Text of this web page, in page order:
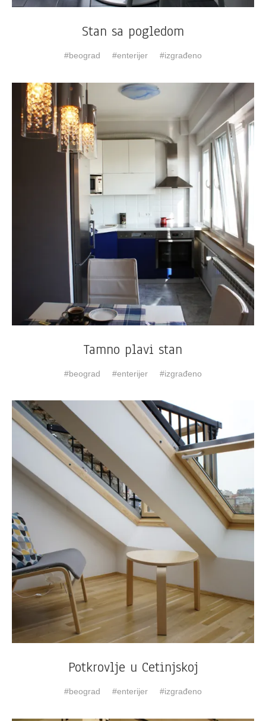
Stan sa pogledom
beograd enterijer izgrađeno
Tamno plavi stan
beograd enterijer izgrađeno
Potkrovlje u Cetinjskoj
beograd enterijer izgrađeno